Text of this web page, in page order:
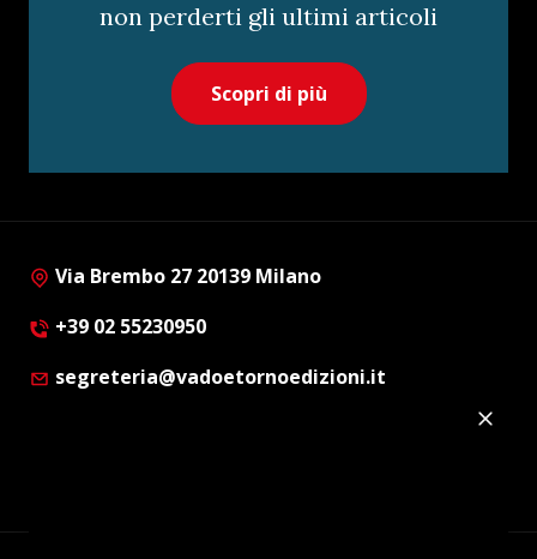
non perderti gli ultimi articoli
Scopri di più
Via Brembo 27 20139 Milano
+39 02 55230950
segreteria@vadoetornoedizioni.it